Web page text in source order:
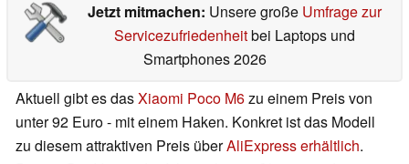
Jetzt mitmachen: Unsere große Umfrage zur
Servicezufriedenheitbei Laptops und
Smartphones 2026
Aktuell gibt es dasXiaomi Poco M6zu einem Preis von
unter 92 Euro - mit einem Haken. Konkret ist das Modell
zu diesem attraktiven Preis überAliExpress erhältlich.